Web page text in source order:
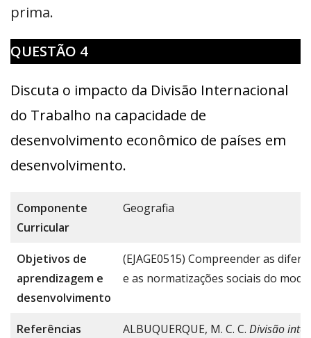
prima.
QUESTÃO 4
Discuta o impacto da Divisão Internacional
do Trabalho na capacidade de
desenvolvimento econômico de países em
desenvolvimento.
Componente
Curricular
Geografia
Objetivos de
aprendizagem e
desenvolvimento
(EJAGE0515) Compreender as
e as normatizações sociais do
Referências ALBUQUERQUE, M. C. C. Divisão